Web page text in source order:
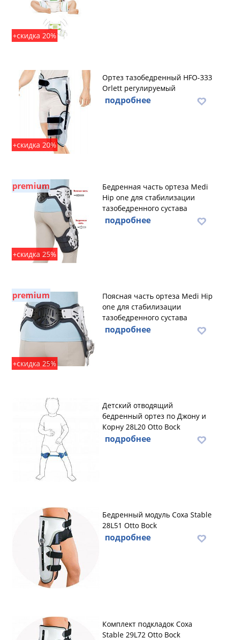
+скидка 20%
+скидка 20%
Ортез тазобедренный HFO-333
Orlett регулируемый
подробнее
premium
+скидка 25%
Бедренная часть ортеза Medi
Hip one для стабилизации
тазобедренного сустава
подробнее
premium
+скидка 25%
Поясная часть ортеза Medi Hip
one для стабилизации
тазобедренного сустава
подробнее
Детский отводящий
бедренный ортез по Джону и
Корну 28L20 Otto Bock
подробнее
Бедренный модуль Coxa Stable
28L51 Otto Bock
подробнее
Комплект подкладок Coxa
Stable 29L72 Otto Bock